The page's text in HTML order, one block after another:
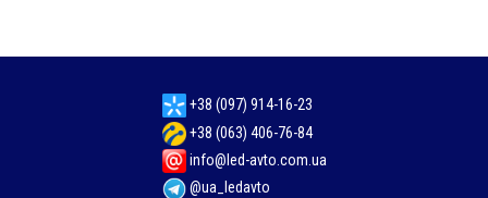
+38 (097) 914-16-23
+38 (063) 406-76-84
info@led-avto.com.ua
@ua_ledavto